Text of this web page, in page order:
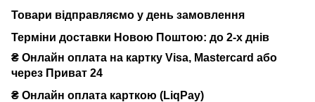
Товари відправляємо у день замовлення
Терміни доставки Новою Поштою: до 2-х днів
₴ Онлайн оплата на картку Visa, Mastercard або
через Приват 24
₴ Онлайн оплата карткою (LiqPay)